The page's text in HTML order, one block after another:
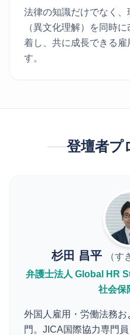
法律の知識だけでなく、
（異文化理解）を同時
着し、共に成長できる
す。
登壇者プ
杉田 昌平
（
弁護士法人 Global HR
社会保
外国人雇用・労働法務
門。JICA国際協力専門